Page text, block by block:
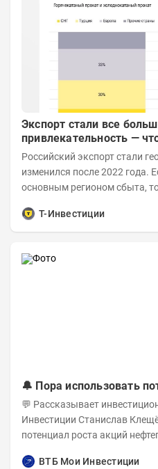
Экспорт стали все
привлекательность —
Российский экспорт стали
изменился после 2022 года.
основным регионом сбыта,
Т-Инвестиции
🔔 Пора использовать
💬 Рассказывает
Инвестиции Станислав Клещёв: 🔹 По нашей
потенциал роста акций
ВТБ Мои Инвестиции